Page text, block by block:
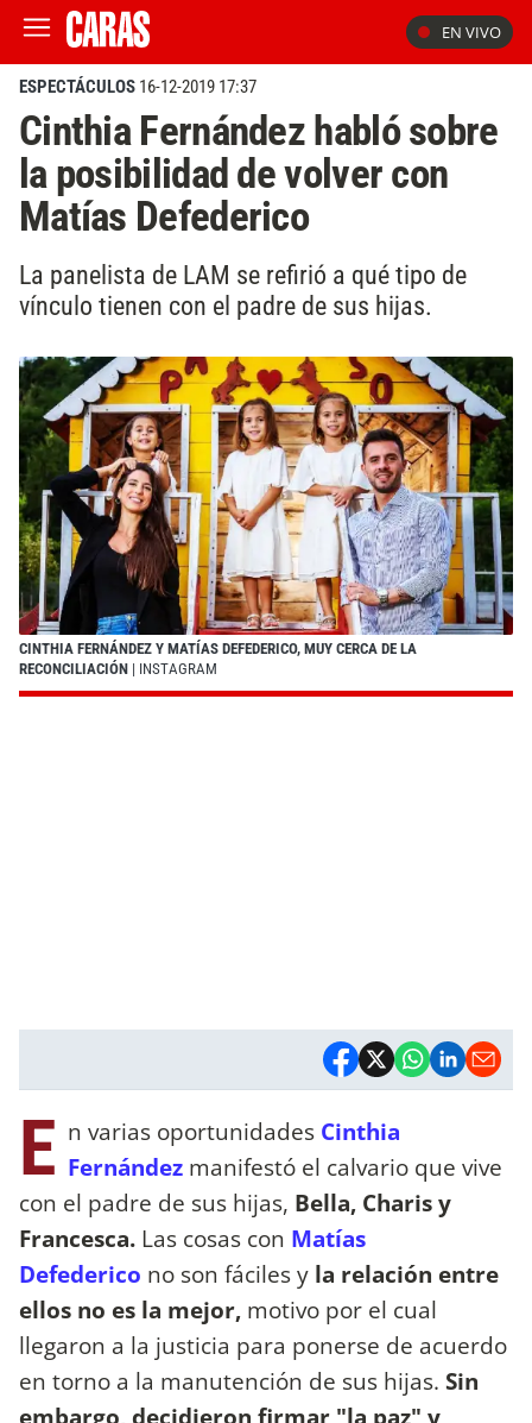
EN VIVO
ESPECTÁCULOS 16-12-2019 17:37
Cinthia Fernández habló sobre
la posibilidad de volver con
Matías Defederico
La panelista de LAM se refirió a qué tipo de
vínculo tienen con el padre de sus hijas.
CINTHIA FERNÁNDEZ Y MATÍAS DEFEDERICO, MUY CERCA DE LA
RECONCILIACIÓN | INSTAGRAM
E n varias oportunidades Cinthia
Fernández manifestó el calvario que vive
con el padre de sus hijas, Bella, Charis y
Francesca. Las cosas con Matías
Defederico no son fáciles y la relación entre
ellos no es la mejor, motivo por el cual
llegaron a la justicia para ponerse de acuerdo
en torno a la manutención de sus hijas. Sin
embargo, decidieron firmar "la paz" y